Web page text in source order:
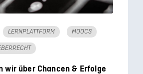
LERNPLATTFORM MOOCS
wir über Chancen & Erfolge